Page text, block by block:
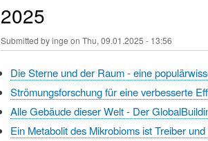
2025
Submitted byinge on Thu, 09.01.2025 - 13:56
Die Sterne und der Raum - eine
Strömungsforschung für eine verbesserte
Alle Gebäude dieser Welt - Der
Ein Metabolit des Mikrobioms ist Treiber